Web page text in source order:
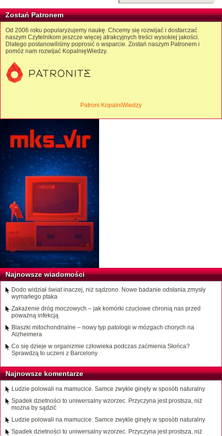
Zostań Patronem
Od 2006 roku popularyzujemy naukę. Chcemy się rozwijać i dostarczać
naszym Czytelnikom jeszcze więcej atrakcyjnych treści wysokiej jakości.
Dlatego postanowiliśmy poprosić o wsparcie. Zostań naszym Patronem i
pomóż nam rozwijać KopalnięWiedzy.
Patroni KopalniWiedzy
Najnowsze wiadomości
Dodo widział świat inaczej, niż sądzono. Nowe badanie odsłania zmysły
wymarłego ptaka
Zakażenie dróg moczowych – jak komórki czuciowe chronią nas przed
poważną infekcją
Blaszki mitochondrialne – nowy typ patologii w mózgach chorych na
Alzheimera
Co się dzieje w organizmie człowieka podczas zaćmienia Słońca?
Sprawdzą to uczeni z Barcelony
Najnowsze komentarze
Ludzie polowali na mamucice. Samce zwykle ginęły w sposób naturalny
Spadek dzietności to uniwersalny wzorzec. Przyczyna jest prostsza, niż
można by sądzić
Ludzie polowali na mamucice. Samce zwykle ginęły w sposób naturalny
Spadek dzietności to uniwersalny wzorzec. Przyczyna jest prostsza, niż